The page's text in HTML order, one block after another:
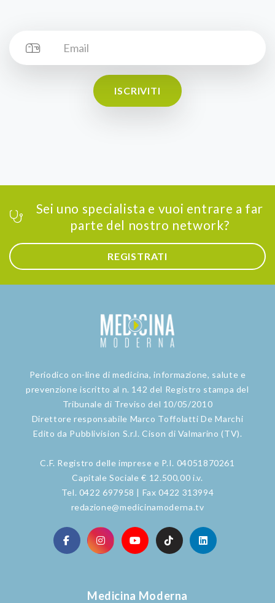
ISCRIVITI
Sei uno specialista e vuoi entrare a far
parte del nostro network?
REGISTRATI
Periodico on-line di medicina, informazione, salute e
prevenzione iscritto al n. 142 del Registro stampa del
Tribunale di Treviso del 10/05/2010
Direttore responsabile Marco Toffolatti De Marchi
Edito da Pubblivision S.r.l. Cison di Valmarino (TV).
C.F. Registro delle imprese e P.I. 04051870261
Capitale Sociale € 12.500,00 i.v.
Tel. 0422 697958 | Fax 0422 313994
redazione@medicinamoderna.tv
Medicina Moderna